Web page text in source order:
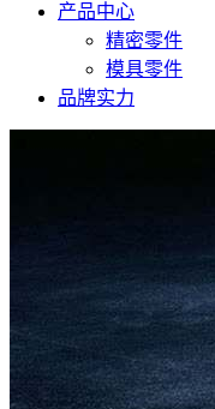
产品中心
精密零件
模具零件
品牌实力